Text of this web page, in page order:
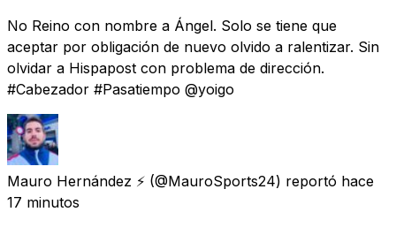
No Reino con nombre a Ángel. Solo se tiene que
aceptar por obligación de nuevo olvido a ralentizar. Sin
olvidar a Hispapost con problema de dirección.
#Cabezador #Pasatiempo @yoigo
Mauro Hernández ⚡ (@MauroSports24) reportó hace
17 minutos